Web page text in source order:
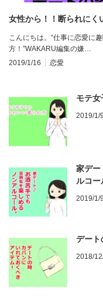
女性から！！断られにく
こんにちは。“仕事に恋愛に
方！”WAKARU編集の嫌…
2019/1/16
恋愛
モテ
2019/1/9
家デー
ルコー
2019/1/9
デート
2018/